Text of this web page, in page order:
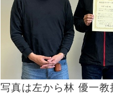
写真は左から林 優一